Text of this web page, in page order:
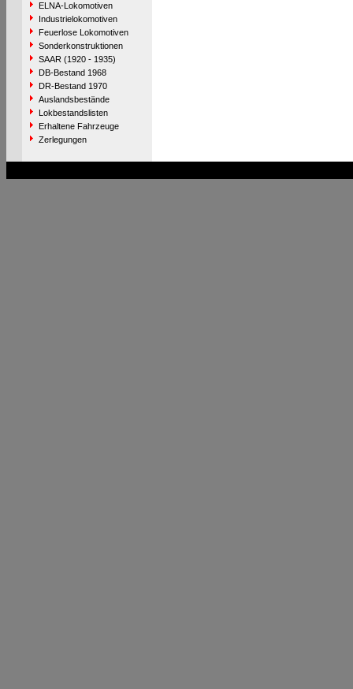
ELNA-Lokomotiven
Industrielokomotiven
Feuerlose Lokomotiven
Sonderkonstruktionen
SAAR (1920 - 1935)
DB-Bestand 1968
DR-Bestand 1970
Auslandsbestände
Lokbestandslisten
Erhaltene Fahrzeuge
Zerlegungen